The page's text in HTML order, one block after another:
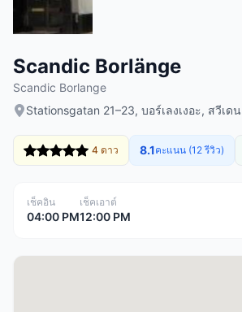
Scandic Borlänge
Scandic Borlange
Stationsgatan 21–23, บอร์เลงเงอะ, สวีเดน
4 ดาว 8.1คะแนน (12 รีวิว)
เช็คอิน
04:00 PM
เช็คเอาต์
12:00 PM